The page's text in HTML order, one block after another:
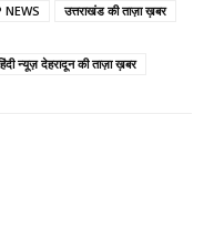
उत्तराखंड की ताज़ा ख़बर
न्यूज़ देहरादून की ताज़ा ख़बर